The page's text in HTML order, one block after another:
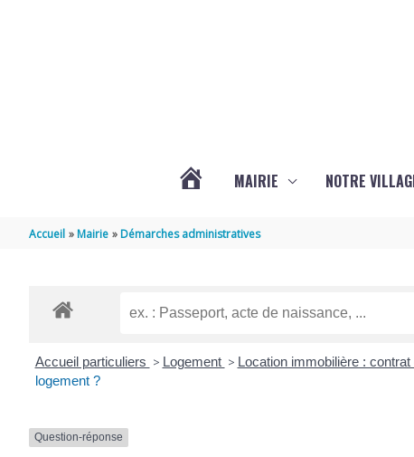
MARSILLY
MAIRIE NOTRE
Accueil Mairie Démarches administratives
Accueil particuliers > Logement > Location immobilière :
logement ?
Question-réponse